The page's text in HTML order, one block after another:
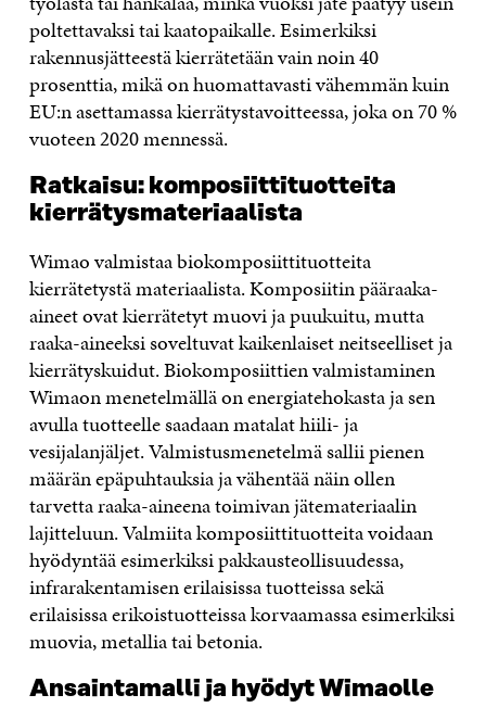
poltettavaksi tai kaatopaikalle. Esimerkiksi
rakennusjätteestä kierrätetään vain noin 40
prosenttia, mikä on huomattavasti vähemmän kuin
EU:n asettamassa kierrätystavoitteessa, joka on 70 %
vuoteen 2020 mennessä.
Ratkaisu: komposiittituotteita
kierrätysmateriaalista
Wimao valmistaa biokomposiittituotteita
kierrätetystä materiaalista. Komposiitin pääraaka-
aineet ovat kierrätetyt muovi ja puukuitu, mutta
raaka-aineeksi soveltuvat kaikenlaiset neitseelliset ja
kierrätyskuidut. Biokomposiittien valmistaminen
Wimaon menetelmällä on energiatehokasta ja sen
avulla tuotteelle saadaan matalat hiili- ja
vesijalanjäljet. Valmistusmenetelmä sallii pienen
määrän epäpuhtauksia ja vähentää näin ollen
tarvetta raaka-aineena toimivan jätemateriaalin
lajitteluun. Valmiita komposiittituotteita voidaan
hyödyntää esimerkiksi pakkausteollisuudessa,
infrarakentamisen erilaisissa tuotteissa sekä
erilaisissa erikoistuotteissa korvaamassa esimerkiksi
muovia, metallia tai betonia.
Ansaintamalli ja hyödyt Wimaolle